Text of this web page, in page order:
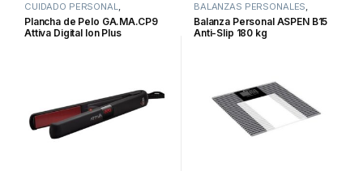
CUIDADO PERSONAL,
PLANCHAS para PELO
Plancha de Pelo GA.MA.CP9
Attiva Digital Ion Plus
BALANZAS PERSONALES,
CUIDADO PERSONAL
Balanza Personal ASPEN B15
Anti-Slip 180 kg